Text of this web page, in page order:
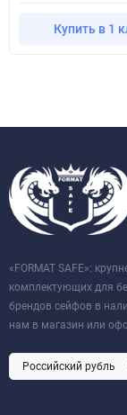
Купить в 1
«FORMAT SAFE»:
комплектующих для
брендов сейфов в
нам в магазин или